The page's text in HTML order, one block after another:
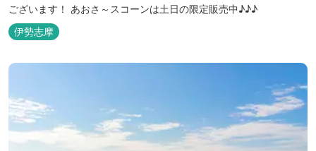
ございます！ あおさ～スコーンは土日の限定販売中♪♪♪
伊勢志摩